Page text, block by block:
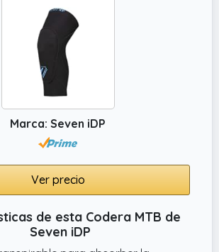
Marca: Seven iDP
Ver precio
de esta Codera MTB de
Seven iDP